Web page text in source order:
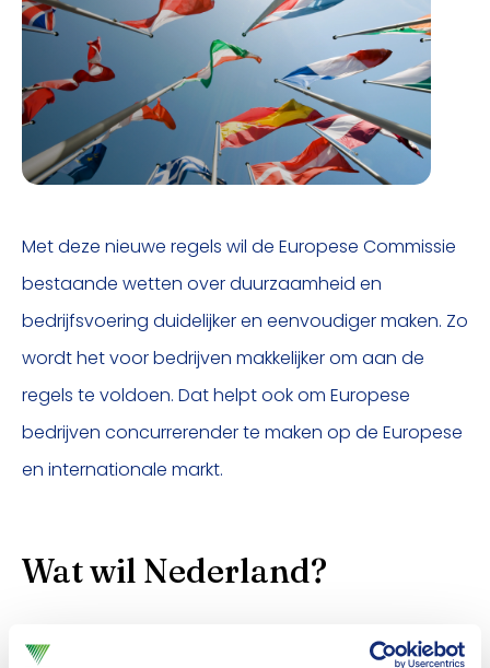
Met deze nieuwe regels wil de Europese Commissie
bestaande wetten over duurzaamheid en
bedrijfsvoering duidelijker en eenvoudiger maken. Zo
wordt het voor bedrijven makkelijker om aan de
regels te voldoen. Dat helpt ook om Europese
bedrijven concurrerender te maken op de Europese
en internationale markt.
Wat wil Nederland?
Nederland vindt het belangrijk dat bedrijven minder